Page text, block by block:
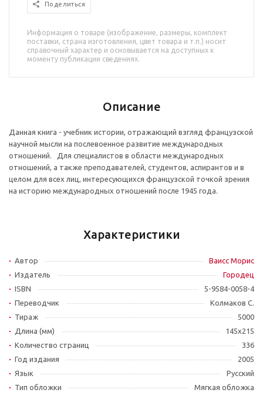
Поделиться
Информация о товаре (изображение, размеры, комплект
поставки, страна изготовления, цвет товара и т.п.) носит
справочный характер и основывается на доступных к
моменту публикации сведениях.
Описание
Данная книга - учебник истории, отражающий взгляд французской
научной мысли на послевоенное развитие международных
отношений. Для специалистов в области международных
отношений, а также преподавателей, студентов, аспирантов и в
целом для всех лиц, интересующихся французской точкой зрения
на историю международных отношений после 1945 года.
Характеристики
Автор
Ваисс Морис
Издатель
Городец
ISBN
5-9584-0058-4
Переводчик
Колмаков С.
Тираж
5000
Длина (мм)
145x215
Количество страниц
336
Год издания
2005
Язык
Русский
Тип обложки
Мягкая обложка